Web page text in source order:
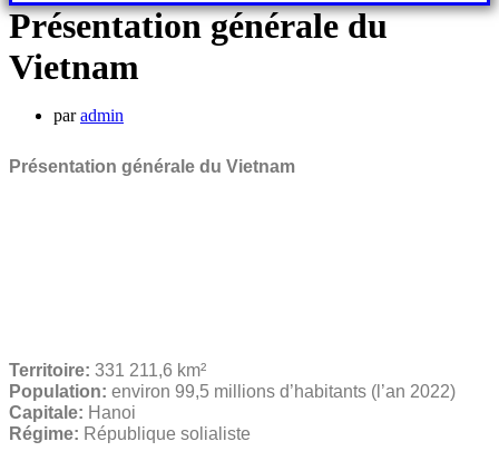
Présentation générale du
Vietnam
paradmin
Présentation générale du Vietnam
Territoire: 331 211,6 km²
Population: environ 99,5 millions d’habitants (l’an 2022)
Capitale: Hanoi
Régime: République solialiste